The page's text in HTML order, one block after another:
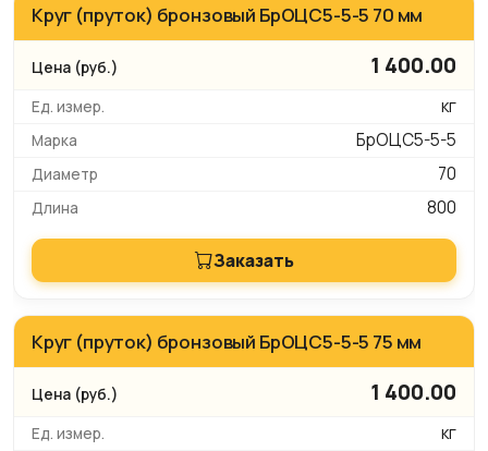
Круг (пруток) бронзовый БрОЦС5-5-5 70 мм
1 400.00
кг
БрОЦС5-5-5
70
800
Заказать
Круг (пруток) бронзовый БрОЦС5-5-5 75 мм
1 400.00
кг